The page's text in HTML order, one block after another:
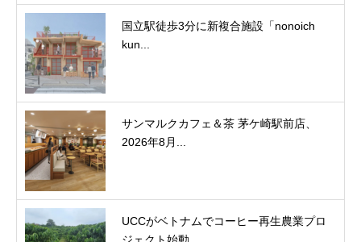
国立駅徒歩3分に新複合施設「nonoich
kun...
サンマルクカフェ＆茶 茅ケ崎駅前店、
2026年8月...
UCCがベトナムでコーヒー再生農業プロ